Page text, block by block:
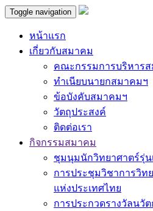
Toggle navigation
หน้าแรก
เกี่ยวกับสมาคม
คณะกรรมการบริหารส
ทำเนียบนายกสมาคมฯ
ข้อบังคับสมาคมฯ
วัตถุประสงค์
ติดต่อเรา
กิจกรรมสมาคม
ชุมนุมนักวิทยาศาตร์รุ่น
การประชุมวิชาการวิท
แห่งประเทศไทย
การประกวดรางวัลนวั